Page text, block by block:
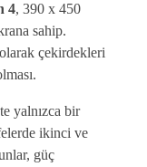
4, 390 x 450
sahip.
çekirdekleri
yalnızca bir
ikinci ve
güç